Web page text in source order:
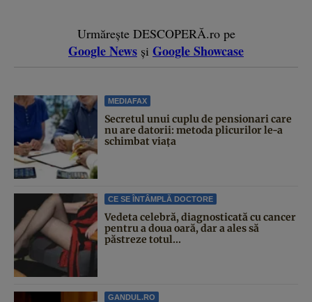
Urmărește DESCOPERĂ.ro pe
Google News și Google Showcase
MEDIAFAX
Secretul unui cuplu de pensionari care
nu are datorii: metoda plicurilor le-a
schimbat viața
CE SE ÎNTÂMPLĂ DOCTORE
Vedeta celebră, diagnosticată cu cancer
pentru a doua oară, dar a ales să
păstreze totul...
GANDUL.RO